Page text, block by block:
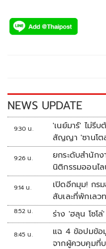
NEWS UPDATE
9:30 น.
'เนย์มาร์' ไม่รี
สัญญา 'ซานโต
9:26 น.
ยกระดับสำนัก
นิติกรรมออนไล
9:14 น.
เปิดอีกมุม! กร
สับเละที่พักเลว
8:52 น. ร่าง 'ฮลุน โซโ
8:45 น.
แฉ 4 ข้อปมข้อ
จากผู้ควบคุมที่